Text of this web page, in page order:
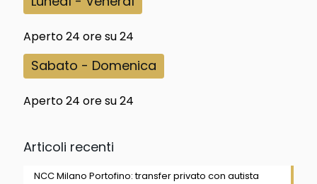
Aperto 24 ore su 24
Sabato - Domenica
Aperto 24 ore su 24
Articoli recenti
NCC Milano Portofino: transfer privato con autista